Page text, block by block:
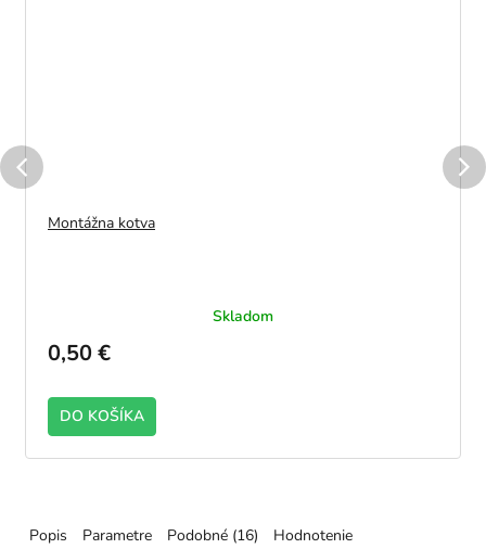
Montážna kotva
Skladom
0,50 €
DO KOŠÍKA
Popis Parametre Podobné (16) Hodnotenie